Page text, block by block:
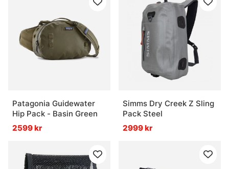
Patagonia Guidewater
Hip Pack - Basin Green
2599 kr
Simms Dry Creek Z Sling
Pack Steel
2999 kr